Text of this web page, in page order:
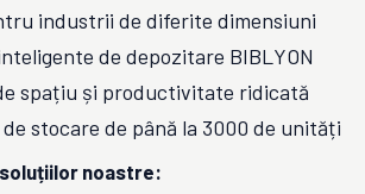
industrii de diferite dimensiuni
de depozitare BIBLYON
spațiu și productivitate ridicată
stocare de până la 3000 de unități
noastre: